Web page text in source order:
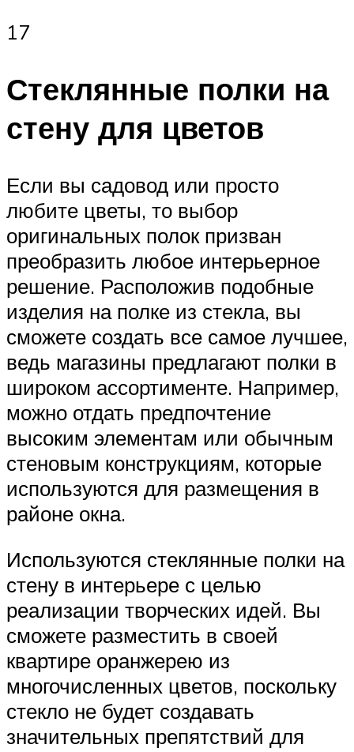
17
Стеклянные полки на
стену для цветов
Если вы садовод или просто
любите цветы, то выбор
оригинальных полок призван
преобразить любое интерьерное
решение. Расположив подобные
изделия на полке из стекла, вы
сможете создать все самое лучшее,
ведь магазины предлагают полки в
широком ассортименте. Например,
можно отдать предпочтение
высоким элементам или обычным
стеновым конструкциям, которые
используются для размещения в
районе окна.
Используются стеклянные полки на
стену в интерьере с целью
реализации творческих идей. Вы
сможете разместить в своей
квартире оранжерею из
многочисленных цветов, поскольку
стекло не будет создавать
значительных препятствий для